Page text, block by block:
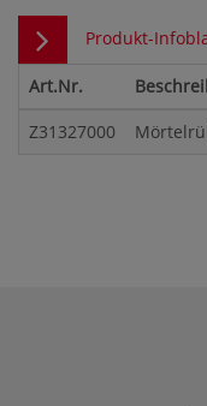
Produkt-
Art.Nr.
Z31327000